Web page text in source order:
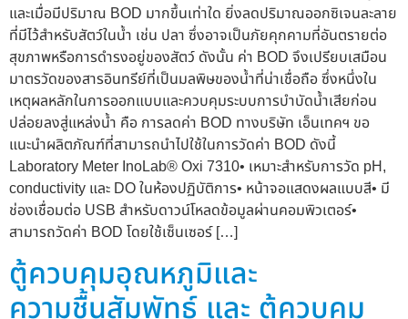
และเมื่อมีปริมาณ BOD มากขึ้นเท่าใด ยิ่งลดปริมาณออกซิเจนละลาย
ที่มีไว้สำหรับสัตว์ในน้ำ เช่น ปลา ซึ่งอาจเป็นภัยคุกคามที่อันตรายต่อ
สุขภาพหรือการดำรงอยู่ของสัตว์ ดังนั้น ค่า BOD จึงเปรียบเสมือน
มาตรวัดของสารอินทรีย์ที่เป็นมลพิษของน้ำที่น่าเชื่อถือ ซึ่งหนึ่งใน
เหตุผลหลักในการออกแบบและควบคุมระบบการบำบัดน้ำเสียก่อน
ปล่อยลงสู่แหล่งน้ำ คือ การลดค่า BOD ทางบริษัท เอ็นเทคฯ ขอ
แนะนำผลิตภัณฑ์ที่สามารถนำไปใช้ในการวัดค่า BOD ดังนี้
Laboratory Meter InoLab® Oxi 7310• เหมาะสำหรับการวัด pH,
conductivity และ DO ในห้องปฏิบัติการ• หน้าจอแสดงผลแบบสี• มี
ช่องเชื่อมต่อ USB สำหรับดาวน์โหลดข้อมูลผ่านคอมพิวเตอร์•
สามารถวัดค่า BOD โดยใช้เซ็นเซอร์ […]
ตู้ควบคุมอุณหภูมิและ
ความชื้นสัมพัทธ์ และ ตู้ควบคุม